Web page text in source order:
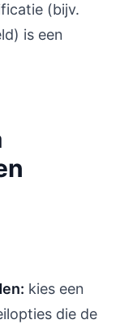
(bijv.
is een
kies een
die de